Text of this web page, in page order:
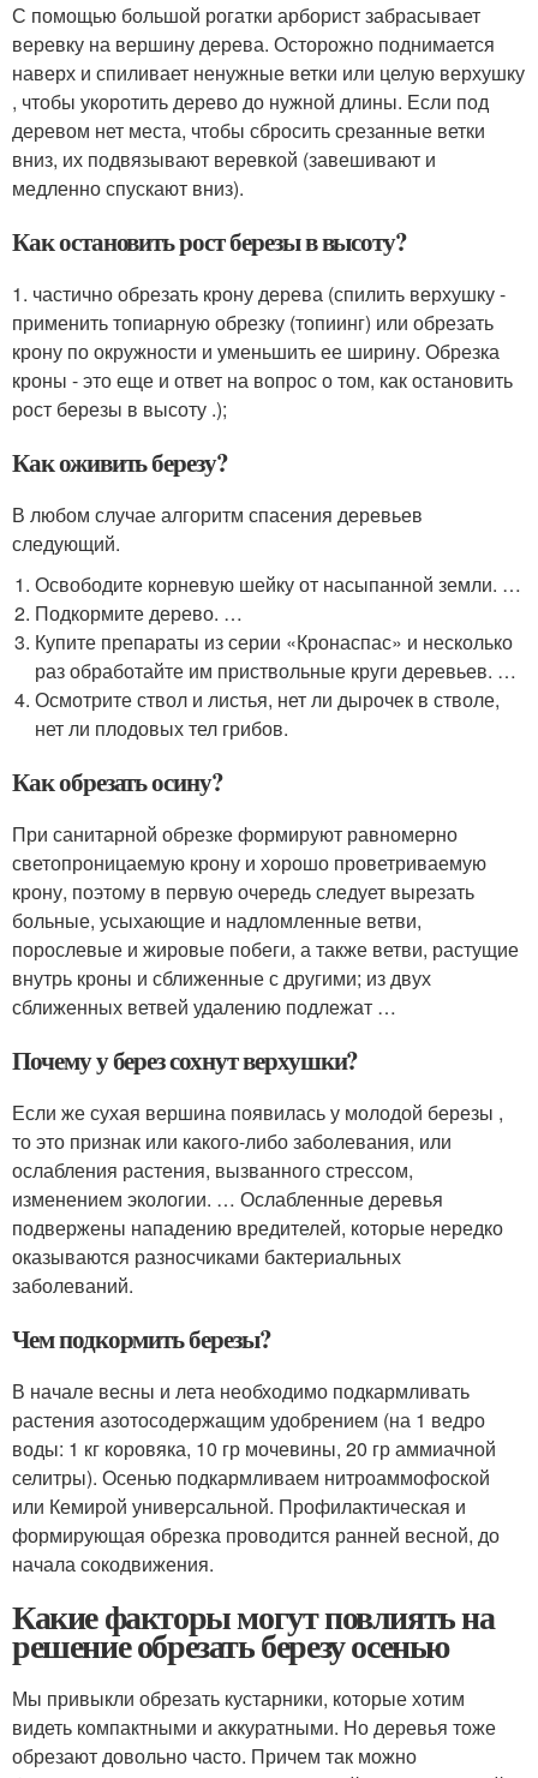
С помощью большой рогатки арборист забрасывает
веревку на вершину дерева. Осторожно поднимается
наверх и спиливает ненужные ветки или целую верхушку
, чтобы укоротить дерево до нужной длины. Если под
деревом нет места, чтобы сбросить срезанные ветки
вниз, их подвязывают веревкой (завешивают и
медленно спускают вниз).
Как остановить рост березы в высоту?
1. частично обрезать крону дерева (спилить верхушку -
применить топиарную обрезку (топиинг) или обрезать
крону по окружности и уменьшить ее ширину. Обрезка
кроны - это еще и ответ на вопрос о том, как остановить
рост березы в высоту .);
Как оживить березу?
В любом случае алгоритм спасения деревьев
следующий.
Освободите корневую шейку от насыпанной земли. …
Подкормите дерево. …
Купите препараты из серии «Кронаспас» и несколько
раз обработайте им приствольные круги деревьев. …
Осмотрите ствол и листья, нет ли дырочек в стволе,
нет ли плодовых тел грибов.
Как обрезать осину?
При санитарной обрезке формируют равномерно
светопроницаемую крону и хорошо проветриваемую
крону, поэтому в первую очередь следует вырезать
больные, усыхающие и надломленные ветви,
порослевые и жировые побеги, а также ветви, растущие
внутрь кроны и сближенные с другими; из двух
сближенных ветвей удалению подлежат …
Почему у берез сохнут верхушки?
Если же сухая вершина появилась у молодой березы ,
то это признак или какого-либо заболевания, или
ослабления растения, вызванного стрессом,
изменением экологии. … Ослабленные деревья
подвержены нападению вредителей, которые нередко
оказываются разносчиками бактериальных
заболеваний.
Чем подкормить березы?
В начале весны и лета необходимо подкармливать
растения азотосодержащим удобрением (на 1 ведро
воды: 1 кг коровяка, 10 гр мочевины, 20 гр аммиачной
селитры). Осенью подкармливаем нитроаммофоской
или Кемирой универсальной. Профилактическая и
формирующая обрезка проводится ранней весной, до
начала сокодвижения.
Какие факторы могут повлиять на
решение обрезать березу осенью
Мы привыкли обрезать кустарники, которые хотим
видеть компактными и аккуратными. Но деревья тоже
обрезают довольно часто. Причем так можно